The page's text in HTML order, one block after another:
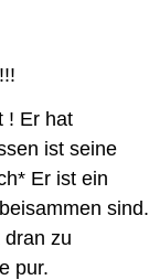
! Er hat
ist seine
Er ist ein
sind.
dran zu
pur.